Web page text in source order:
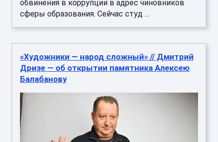
обвинения в коррупции в адрес чиновников
сферы образования. Сейчас студ ...
«Художники — народ сложный» // Дмитрий
Дризе — об открытии памятника Алексею
Балабанову